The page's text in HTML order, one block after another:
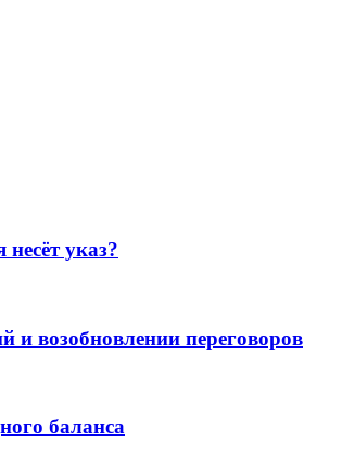
указ?
возобновлении переговоров
баланса